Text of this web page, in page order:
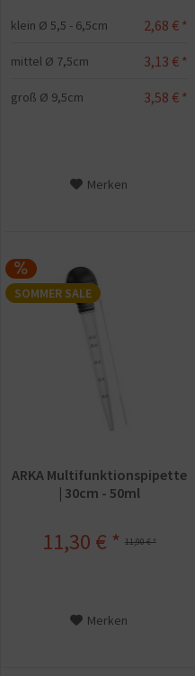
klein Ø 5,5 - 6,5cm 2,68 € *
mittel Ø 7,5cm 3,13 € *
groß Ø 9,5cm 3,58 € *
Merken
SOMMER SALE
ARKA Multifunktionspipette
| 30cm - 50ml
11,90 € *
11,30 € *
Merken